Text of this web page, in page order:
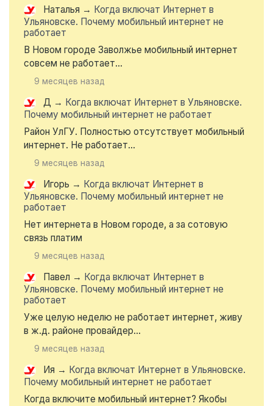
Наталья → Когда включат Интернет в
Ульяновске. Почему мобильный интернет не
работает
В Новом городе Заволжье мобильный интернет
совсем не работает...
9 месяцев назад
Д → Когда включат Интернет в Ульяновске.
Почему мобильный интернет не работает
Район УлГУ. Полностью отсутствует мобильный
интернет. Не работает...
9 месяцев назад
Игорь → Когда включат Интернет в
Ульяновске. Почему мобильный интернет не
работает
Нет интернета в Новом городе, а за сотовую
связь платим
9 месяцев назад
Павел → Когда включат Интернет в
Ульяновске. Почему мобильный интернет не
работает
Уже целую неделю не работает интернет, живу
в ж.д. районе провайдер...
9 месяцев назад
Ия → Когда включат Интернет в Ульяновске.
Почему мобильный интернет не работает
Когда включите мобильный интернет? Якобы